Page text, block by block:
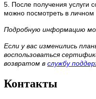
5. После получения услуги
можно посмотреть в личном
Подробную информацию
Если у вас изменились
воспользоваться
возвратом в службу
Контакты